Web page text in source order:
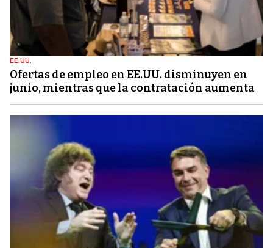
EE.UU.
Ofertas de empleo en EE.UU. disminuyen en
junio, mientras que la contratación aumenta